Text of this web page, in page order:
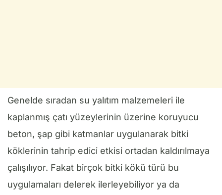
Genelde sıradan su yalıtım malzemeleri ile
kaplanmış çatı yüzeylerinin üzerine koruyucu
beton, şap gibi katmanlar uygulanarak bitki
köklerinin tahrip edici etkisi ortadan kaldırılmaya
çalışılıyor. Fakat birçok bitki kökü türü bu
uygulamaları delerek ilerleyebiliyor ya da